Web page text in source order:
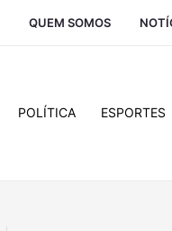
QUEM SOMOS
POLÍTICA ESPORTES